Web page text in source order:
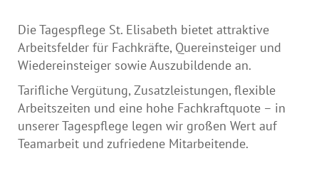
Die Tagespflege St. Elisabeth bietet attraktive
Arbeitsfelder für Fachkräfte, Quereinsteiger und
Wiedereinsteiger sowie Auszubildende an.
Tarifliche Vergütung, Zusatzleistungen, flexible
Arbeitszeiten und eine hohe Fachkraftquote – in
unserer Tagespflege legen wir großen Wert auf
Teamarbeit und zufriedene Mitarbeitende.